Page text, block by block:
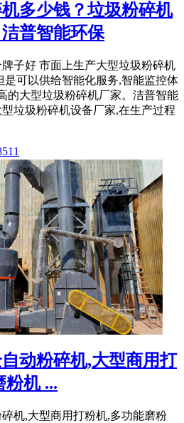
多少钱？垃圾粉碎机
普智能环保
子好 市面上生产大型垃圾粉碎机
是可以供给智能化服务,智能监控体
的大型垃圾粉碎机厂家。洁普智能
垃圾粉碎机设备厂家,在生产过程
动粉碎机,大型商用打
粉机 ...
机,大型商用打粉机,多功能磨粉